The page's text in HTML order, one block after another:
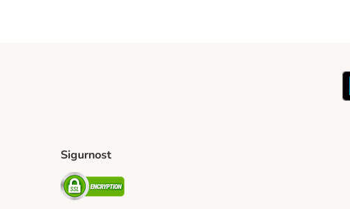
Sigurnost
Security